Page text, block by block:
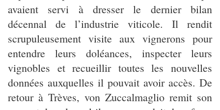
avaient servi à dresser le dernier bilan
décennal de l’industrie viticole. Il rendit
scrupuleusement visite aux vignerons pour
entendre leurs doléances, inspecter leurs
vignobles et recueillir toutes les nouvelles
données auxquelles il pouvait avoir accès. De
retour à Trèves, von Zuccalmaglio remit son